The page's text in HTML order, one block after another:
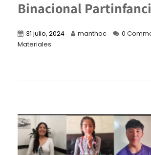
Binacional
31 julio, 2024 manthoc
0
Materiales